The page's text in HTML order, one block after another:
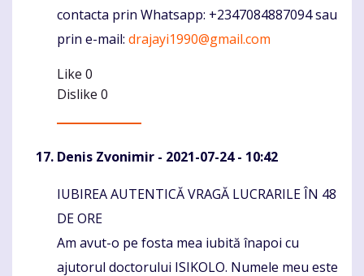
contacta prin Whatsapp: +2347084887094 sau
prin e-mail: drajayi1990@gmail.com
Like 0
Dislike 0
Denis Zvonimir - 2021-07-24 - 10:42
Komentaras
IUBIREA AUTENTICĂ VRAGĂ LUCRARILE ÎN 48
DE ORE
Am avut-o pe fosta mea iubită înapoi cu
ajutorul doctorului ISIKOLO. Numele meu este